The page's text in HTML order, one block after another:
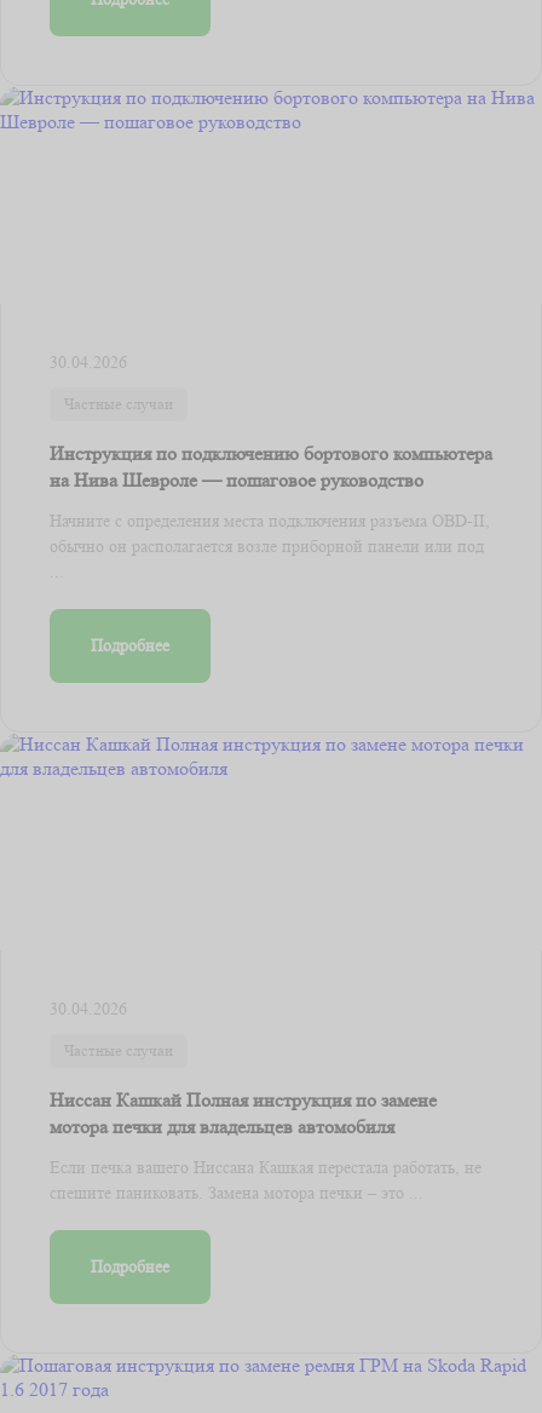
30.04.2026
Частные случаи
Инструкция по подключению бортового компьютера
на Нива Шевроле — пошаговое руководство
Начните с определения места подключения разъема OBD-II,
обычно он располагается возле приборной панели или под
Подробнее
30.04.2026
Частные случаи
Ниссан Кашкай Полная инструкция по замене
мотора печки для владельцев автомобиля
Если печка вашего Ниссана Кашкая перестала работать, не
спешите паниковать. Замена мотора печки – это ...
Подробнее